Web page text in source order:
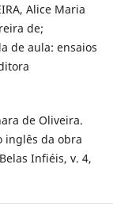
Alice Maria
de;
de aula: ensaios
de Oliveira.
inglês da obra
Infiéis, v. 4,